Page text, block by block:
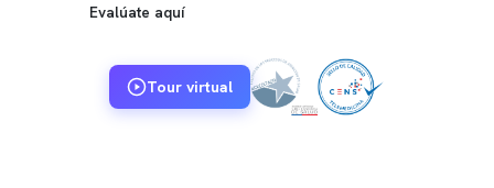
Evalúate aquí
Tour virtual